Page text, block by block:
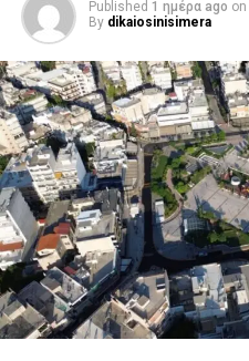
μηχανικών.Published 1 ημέρα ago on
By dikaiosinisimera